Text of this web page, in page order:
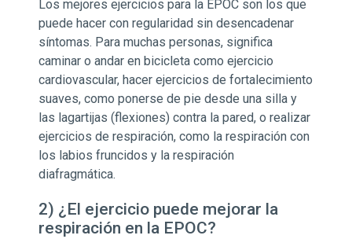
Los mejores ejercicios para la EPOC son los que
puede hacer con regularidad sin desencadenar
síntomas. Para muchas personas, significa
caminar o andar en bicicleta como ejercicio
cardiovascular, hacer ejercicios de fortalecimiento
suaves, como ponerse de pie desde una silla y
las lagartijas (flexiones) contra la pared, o realizar
ejercicios de respiración, como la respiración con
los labios fruncidos y la respiración
diafragmática.
2) ¿El ejercicio puede mejorar la
respiración en la EPOC?